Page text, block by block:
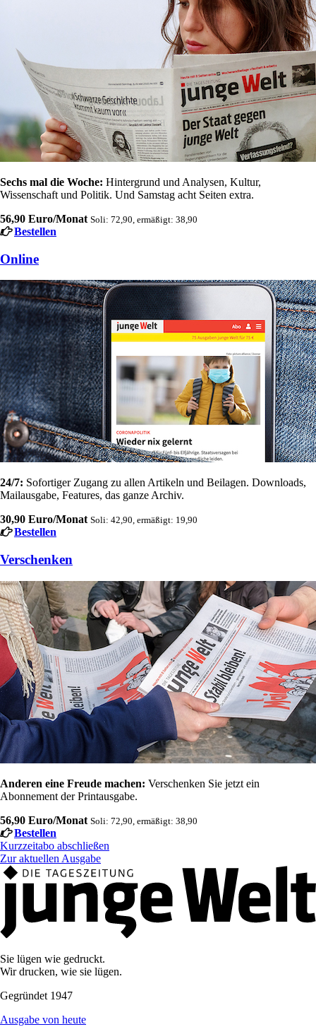
Sechs mal die Woche: Hintergrund und Analysen, Kultur,
Wissenschaft und Politik. Und Samstag acht Seiten extra.
56,90 Euro/Monat Soli: 72,90, ermäßigt: 38,90
Bestellen
Online
24/7: Sofortiger Zugang zu allen Artikeln und Beilagen. Downloads,
Mailausgabe, Features, das ganze Archiv.
30,90 Euro/Monat Soli: 42,90, ermäßigt: 19,90
Bestellen
Verschenken
Anderen eine Freude machen: Verschenken Sie jetzt ein
Abonnement der Printausgabe.
56,90 Euro/Monat Soli: 72,90, ermäßigt: 38,90
Bestellen
Kurzzeitabo abschließen
Zur aktuellen Ausgabe
Sie lügen wie gedruckt.
Wir drucken, wie sie lügen.
Gegründet 1947
Ausgabe von heute